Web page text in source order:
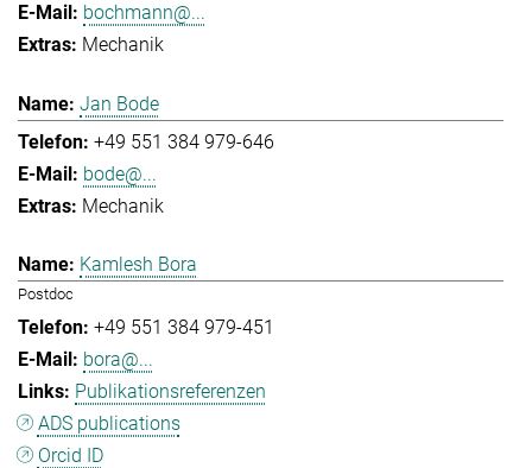
bochmann@...
Mechanik
Jan Bode
+49 551 384 979-646
bode@...
Mechanik
Kamlesh Bora
Postdoc
+49 551 384 979-451
bora@...
Publikationsreferenzen
ADS publications
Orcid ID